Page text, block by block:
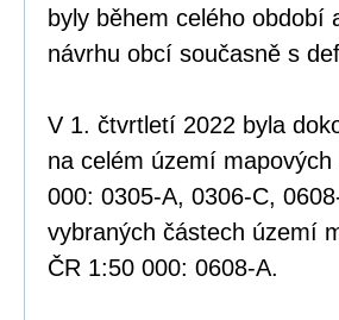
byly během celého období
návrhu obcí současně s
V 1. čtvrtletí 2022 byla
na celém území
000: 0305-A, 0306-C,
vybraných částech území
ČR 1:50 000: 0608-A.